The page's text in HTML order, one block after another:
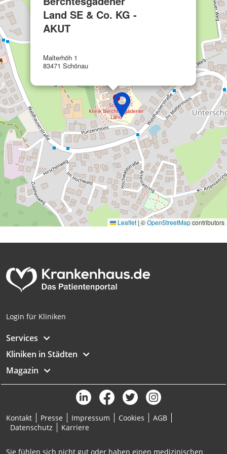
Land SE & Co. KG -
AKUT
Malterhöh 1
83471 Schönau
Leaflet |©OpenStreetMapcontributors
Login für Kliniken
Services
Kliniken in Städten
Magazin
Kontakt Presse Impressum Cookies
AGB
Datenschutz
Karriere
Sie fühlen sich nicht gut oder haben einen medizinischen
Werbung